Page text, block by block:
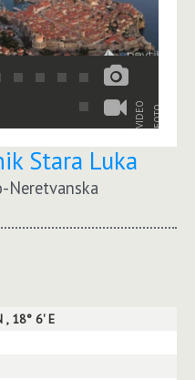
VIDEO FOTO
Stara Luka
Neretvanska
, 18° 6' E